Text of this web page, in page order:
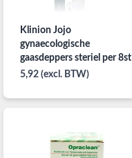
Klinion Jojo
gynaecologische
gaasdeppers steriel per 8st
5,92 (excl. BTW)